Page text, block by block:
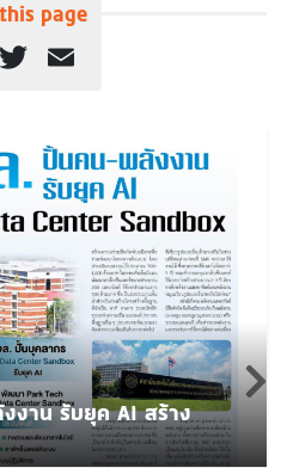
page
Twitter
งาน รับยุค AI สร้าง